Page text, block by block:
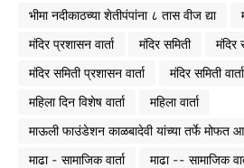
भीमा नदीकाठच्या शेतीपंपांना ८ तास वीज द्या
मंदिर प्रशासन वार्ता
मंदिर समिती
मंदिर
मंदिर समिती प्रशासन वार्ता
मंदिर समिती वार्ता
महिला दिन विशेष वार्ता
महिला वार्ता
माऊली फाउंडेशन काळबादेवी यांच्या तर्फे मोफत
माढा - सामाजिक वार्ता
माढा -- सामाजिक